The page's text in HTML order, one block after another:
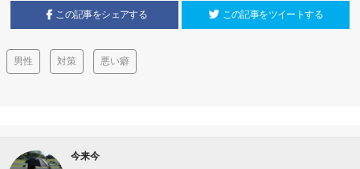
この記事をシェアする この記事をツイートする
男性 対策 悪い癖
今来今